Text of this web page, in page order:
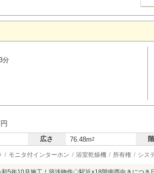
分
広さ 76.48m2
モニタ付インターホン 浴室乾燥機 所有権 シス